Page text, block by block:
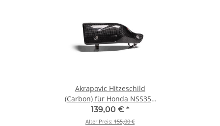
Akrapovic Hitzeschild
(Carbon) für Honda NSS350
Forza - BJ. 2021 > 2023 (P-
HSH3SO1)
139,00 € *
Alter Preis: 155,00 €